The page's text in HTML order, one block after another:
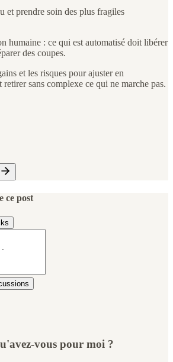
et prendre soin des plus fragiles
humaine : ce qui est automatisé doit libérer
des coupes.
et les risques pour ajuster en
sans complexe ce qui ne marche pas.
ce post
vous pour moi ?